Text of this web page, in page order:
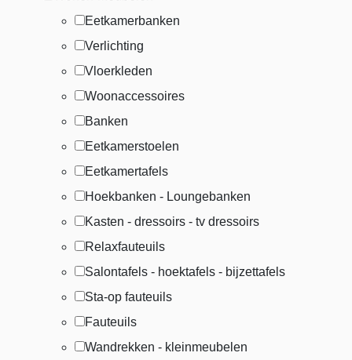
Eetkamerbanken
Verlichting
Vloerkleden
Woonaccessoires
Banken
Eetkamerstoelen
Eetkamertafels
Hoekbanken - Loungebanken
Kasten - dressoirs - tv dressoirs
Relaxfauteuils
Salontafels - hoektafels - bijzettafels
Sta-op fauteuils
Fauteuils
Wandrekken - kleinmeubelen